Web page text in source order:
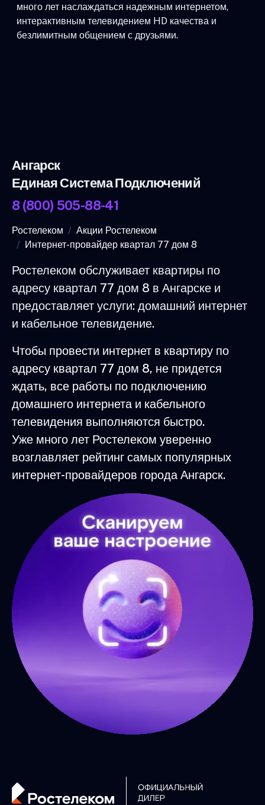
много лет наслаждаться надежным интернетом,
интерактивным телевидением HD качества и
безлимитным общением с друзьями.
Ангарск
Единая Система Подключений
8 (800) 505-88-41
Ростелеком
Акции Ростелеком
Интернет-провайдер квартал 77 дом 8
Ростелеком обслуживает квартиры по
адресу квартал 77 дом 8 в Ангарске и
предоставляет услуги: домашний интернет
и кабельное телевидение.
Чтобы провести интернет в квартиру по
адресу квартал 77 дом 8, не придется
ждать, все работы по подключению
домашнего интернета и кабельного
телевидения выполняются быстро.
Уже много лет Ростелеком уверенно
возглавляет рейтинг самых популярных
интернет-провайдеров города Ангарск.